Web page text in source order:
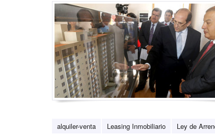
alquiler-venta Leasing Inmobiliario Ley de